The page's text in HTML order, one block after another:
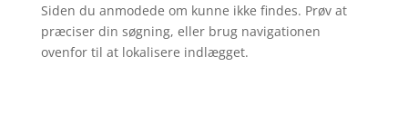
Siden du anmodede om kunne ikke findes. Prøv at
præciser din søgning, eller brug navigationen
ovenfor til at lokalisere indlægget.